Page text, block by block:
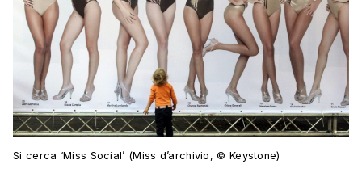
Si cerca ‘Miss Social’ (Miss d’archivio, © Keystone)